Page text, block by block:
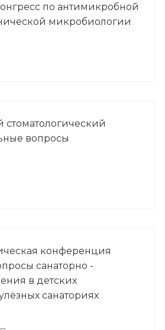
по антимикробной
микробиологии
вопросы
конференция
санаторно -
в детских
санаториях